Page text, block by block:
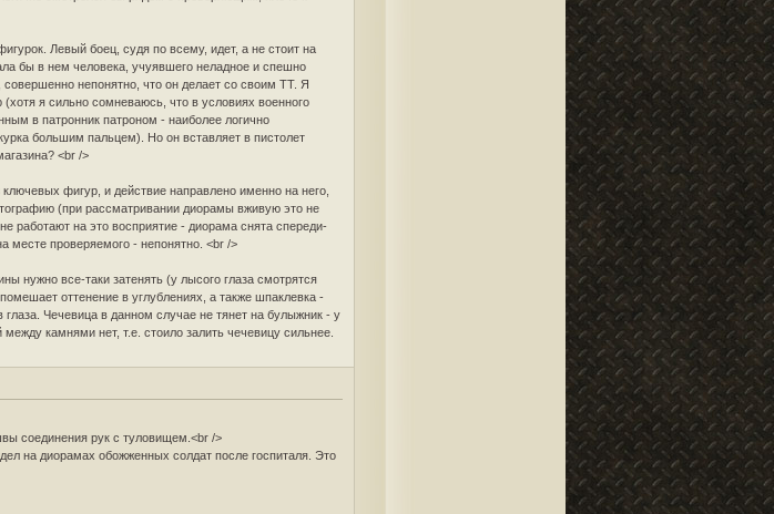
Левый боец, судя по всему, идет, а не стоит на
бы в нем человека, учуявшего неладное и спешно
непонятно, что он делает со своим ТТ. Я
я сильно сомневаюсь, что в условиях военного
в патронник патроном - наиболее логично
большим пальцем). Но он вставляет в пистолет
<br />
ключевых фигур, и действие направлено именно на него,
(при рассматривании диорамы вживую это не
работают на это восприятие - диорама снята спереди-
месте проверяемого - непонятно. <br />
нужно все-таки затенять (у лысого глаза смотрятся
оттенение в углублениях, а также шпаклевка -
Чечевица в данном случае не тянет на булыжник - у
камнями нет, т.е. стоило залить чечевицу сильнее.
соединения рук с туловищем.<br />
на диорамах обожженных солдат после госпиталя. Это